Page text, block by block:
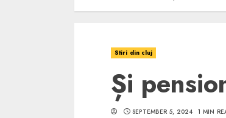
Stiri din cluj
Și
SEPTEMBER 5, 2024 1 MIN